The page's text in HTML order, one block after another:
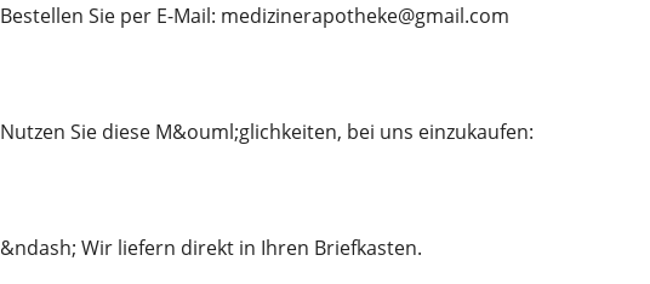
Bestellen Sie per E-Mail: medizinerapotheke@gmail.com
Nutzen Sie diese M&ouml;glichkeiten, bei uns einzukaufen:
&ndash; Wir liefern direkt in Ihren Briefkasten.